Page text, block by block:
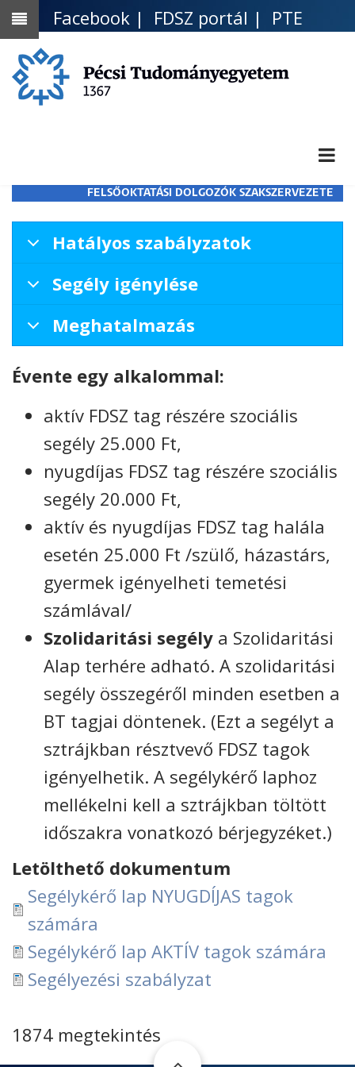
Ugrás
a
tartalomra
Facebook| FDSZ portál | PTE
FELSŐOKTATÁSI DOLGOZÓK SZAKSZERVEZETE
Hatályos szabályzatok
Segély igénylése
Meghatalmazás
Évente egy alkalommal:
aktív FDSZ tag részére szociális
segély 25.000 Ft,
nyugdíjas FDSZ tag részére szociális
segély 20.000 Ft,
aktív és nyugdíjas FDSZ tag halála
esetén 25.000 Ft /szülő, házastárs,
gyermek igényelheti temetési
számlával/
Szolidaritási segély a Szolidaritási
Alap terhére adható. A szolidaritási
segély összegéről minden esetben a
BT tagjai döntenek. (Ezt a segélyt a
sztrájkban résztvevő FDSZ tagok
igényelhetik. A segélykérő laphoz
mellékelni kell a sztrájkban töltött
időszakra vonatkozó bérjegyzéket.)
Letölthető dokumentum
Segélykérő lap NYUGDÍJAS tagok
számára
Segélykérő lap AKTÍV tagok számára
Segélyezési szabályzat
1874 megtekintés